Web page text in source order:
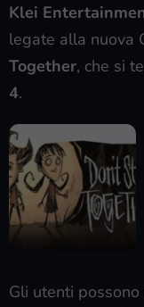
Klei
legate alla nuova
Together, che si
4.
Gli utenti